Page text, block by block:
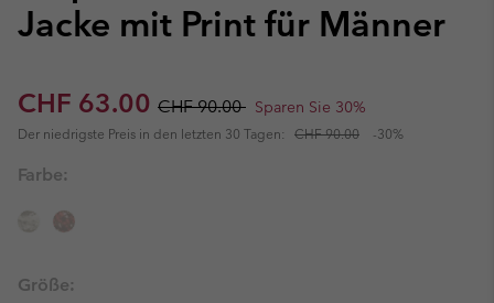
Jacke mit Print für Männer
Sale price:
CHF 63.00 Regular price:
CHF 90.00 Sparen Sie 30%
Der niedrigste Preis in den letzten 30 Tagen: CHF 90.00 -30%
Farbe:
Größe: